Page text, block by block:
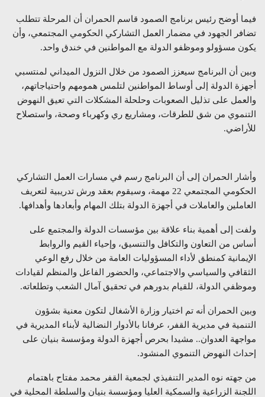
فيما أوضح رئيس برنامج الصمود قاسم الحمران أن المرحلة تتطلب
تضافر الجهود في مضمار العمل التشاركي الحكومي المجتمعي، وأن
يكون مسؤولو وموظفو الدولة مع المواطنين في خندق واحد.
وبين أن البرنامج سيعزز الصمود من خلال النزول الميداني لمنتسبي
أجهزة الدولة إلى أوساط المواطنين لتلمس همومهم واحتياجاتهم،
والعمل على تذليل الصعوبات وحلحلة المشكلات التي تعيق النهوض
التنموي من شق للطرقات، ومشاريع ري وكهرباء وصحة، واستصلاح
للأراضي.
وأشار الحمران إلى أن البرنامج رسم في مسارات العمل التشاركي
الحكومي المجتمعي 22 مهمة، وسيقوم بعقد ورش تدريبية لتعريف
العاملين والعاملات في أجهزة الدولة بتلك المهام وأبعادها وأهدافها.
ولفت إلى أهمية بناء علاقة بين مؤسسات الدولة والمجتمع على
أساس من التعاون والتكافل والتنسيق، وإحياء القيم والروابط
الإيمانية كمنطق لأداء المسؤوليات العامة من خلال رفع الوعي
الثقافي والسياسي والاجتماعي، والحضور الفاعل والمنظم لقيادات
وموظفي الدولة، للقيام بدورهم في تحقيق آمال الشعب وتطلعاته.
وبين الحمران أنه تم اختيار وزارة الأشغال لتكون معنية بشؤون
التنمية في مديرية القفر، عرفانا بالأدوار النضالية لأبناء المديرية في
مواجهة العدوان.. مشيدا بحرص أجهزة الدولة ومؤسسة بنيان على
إحداث النهوض التنموي المنشود.
من جهته نوه المدير التنفيذي لجمعية القفر محمد مفتاح باهتمام
اللجنة الزراعية والسمكية العليا ومؤسسة بنيان والسلطة المحلية في